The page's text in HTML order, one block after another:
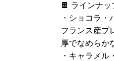
🍫 ラインナッ
・ショコラ・
フランス産プ
厚でなめらか
・キャラメル